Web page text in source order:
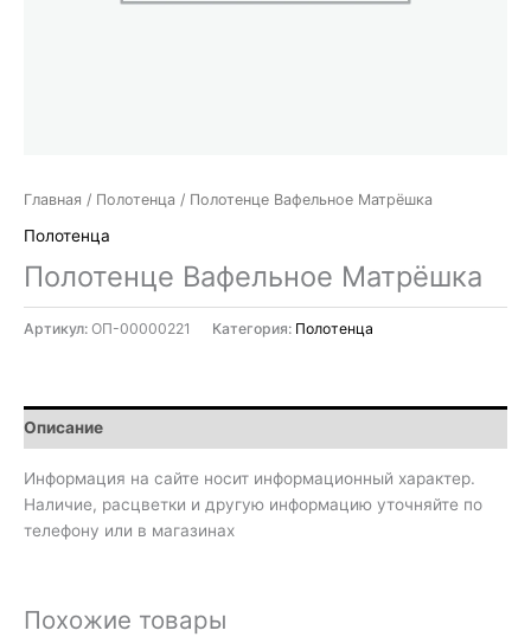
Главная / Полотенца / Полотенце Вафельное Матрёшка
Полотенца
Полотенце Вафельное Матрёшка
Артикул: ОП-00000221 Категория: Полотенца
Описание
Информация на сайте носит информационный характер.
Наличие, расцветки и другую информацию уточняйте по
телефону или в магазинах
Похожие товары